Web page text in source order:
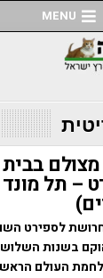
MENU
מצולם
– תל
לספירט
בשנות
העולם